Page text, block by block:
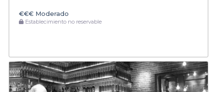
€€€ Moderado
Establecimiento no reservable